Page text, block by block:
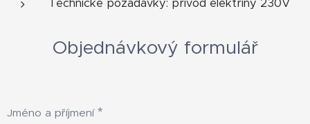
Objednávkový formulář
Jméno a příjmení